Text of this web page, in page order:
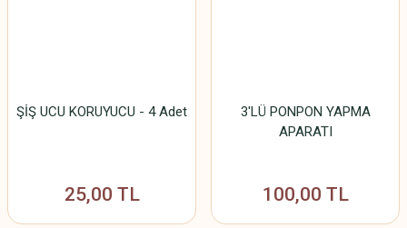
ŞİŞ UCU KORUYUCU - 4 Adet
25,00 TL
3'LÜ PONPON YAPMA
APARATI
100,00 TL